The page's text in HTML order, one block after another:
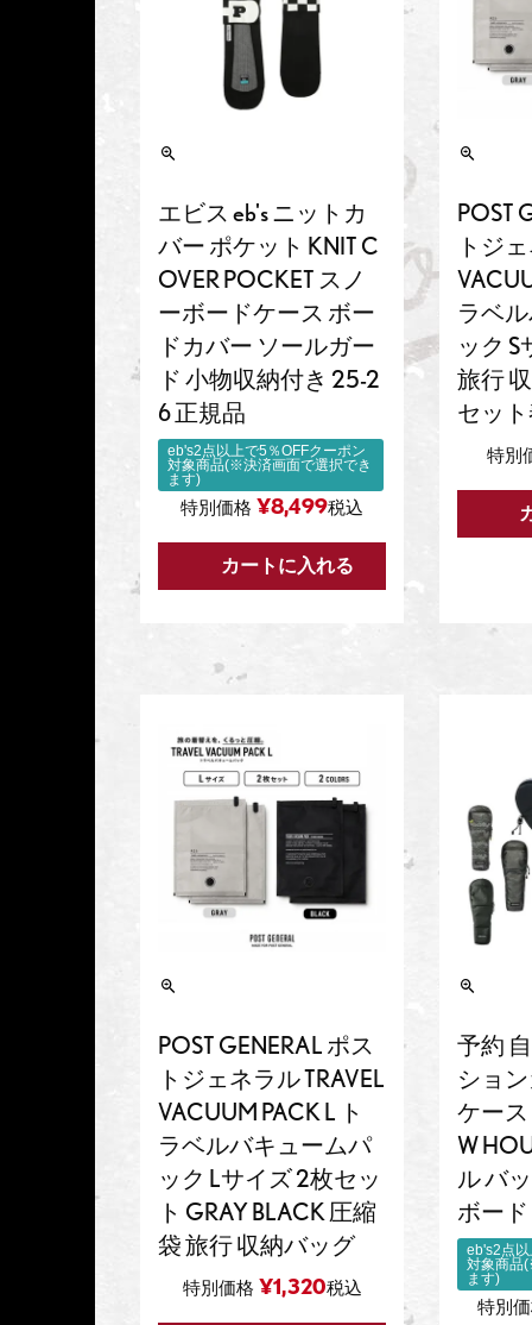
エビス eb's ニットカ
バー ポケット KNIT C
OVER POCKET スノ
ーボードケース ボー
ドカバー ソールガー
ド 小物収納付き 25-2
6 正規品
eb's2点以上で5％OFFクーポン
対象商品(※決済画面で選択でき
ます)
特別価格 ¥8,499税込
カートに入れる
POST
トジ
ラベ
ック
旅行
セッ
特別
POST GENERAL ポス
トジェネラル TRAVEL
VACUUM PACK L ト
ラベルバキュームパ
ック Lサイズ 2枚セッ
ト GRAY BLACK 圧縮
袋 旅行 収納バッグ
特別価格 ¥1,320税込
予約
ショ
ケース
W
ル バ
ボー
eb's2点
対象商品
ます)
特別